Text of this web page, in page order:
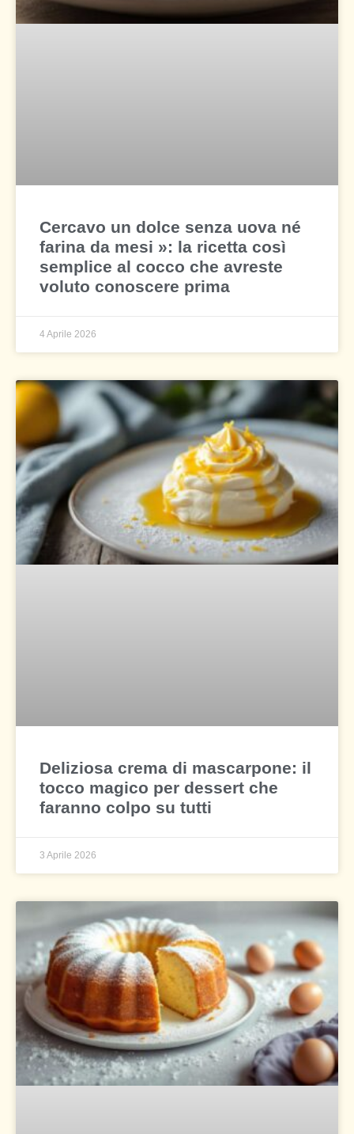
Cercavo un dolce senza uova né
farina da mesi »: la ricetta così
semplice al cocco che avreste
voluto conoscere prima
4 Aprile 2026
Deliziosa crema di mascarpone: il
tocco magico per dessert che
faranno colpo su tutti
3 Aprile 2026